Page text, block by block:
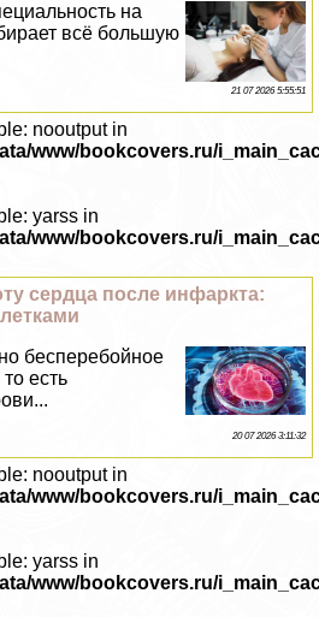
на
всё большую
21 07 2026 5:55:51
nooutput in
www/bookcovers.ru/
yarss in
www/bookcovers.ru/
сердца после инфаркта:
бесперебойное
есть
20 07 2026 3:11:32
nooutput in
www/bookcovers.ru/
yarss in
www/bookcovers.ru/